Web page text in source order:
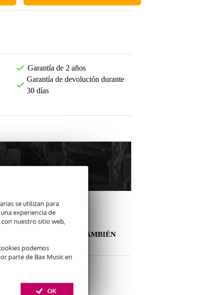
se utilizan para
experiencia de
nuestro sitio web,
podemos
parte de Bax Music en
OK
Garantía de 2 años
Garantía de devolución durante
30 días
OTROS CLIENTES TAMBIÉN